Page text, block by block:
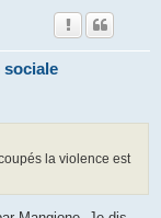
sociale
la violence est